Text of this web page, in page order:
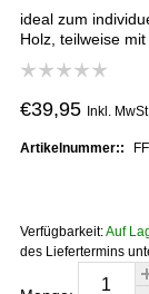
ideal zum
Holz, teilweise
€39,95 Inkl.
Artikelnummer::
Verfügbarkeit:Auf
des Liefertermins